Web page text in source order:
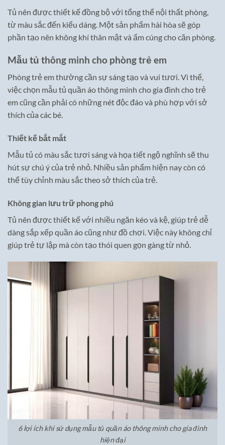
Tủ nên được thiết kế đồng bộ với tổng thể nội thất phòng,
từ màu sắc đến kiểu dáng. Một sản phẩm hài hòa sẽ góp
phần tạo nên không khí thân mật và ấm cúng cho căn phòng.
Mẫu tủ thông minh cho phòng trẻ em
Phòng trẻ em thường cần sự sáng tạo và vui tươi. Vì thế,
việc chọn mẫu tủ quần áo thông minh cho gia đình cho trẻ
em cũng cần phải có những nét độc đáo và phù hợp với sở
thích của các bé.
Thiết kế bắt mắt
Mẫu tủ có màu sắc tươi sáng và họa tiết ngộ nghĩnh sẽ thu
hút sự chú ý của trẻ nhỏ. Nhiều sản phẩm hiện nay còn có
thể tùy chỉnh màu sắc theo sở thích của trẻ.
Không gian lưu trữ phong phú
Tủ nên được thiết kế với nhiều ngăn kéo và kệ, giúp trẻ dễ
dàng sắp xếp quần áo cũng như đồ chơi. Việc này không chỉ
giúp trẻ tự lập mà còn tạo thói quen gọn gàng từ nhỏ.
6 lợi ích khi sử dụng mẫu tủ quần áo thông minh cho gia đình
hiện đại